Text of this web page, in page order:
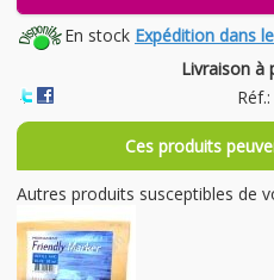
En stock Expédition dans
Livraison à
Ces produits
Autres produits susceptibles de